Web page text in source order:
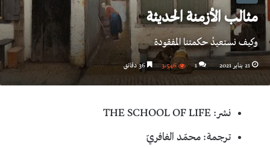
مثالب الأزمنة الحديثة
وكيف نستعيدُ حكمتنا المفقودة
21 يناير 2021 1 3٬546
نشر: THE SCHOOL OF LIFE
ترجمة: محمّد الغافريّ